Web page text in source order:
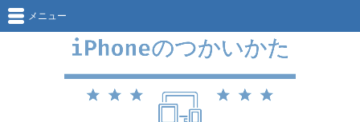
メニュー